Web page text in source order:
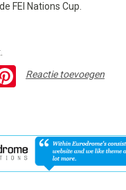
FEI Nations Cup.
Pinterest
Reactie toevoegen